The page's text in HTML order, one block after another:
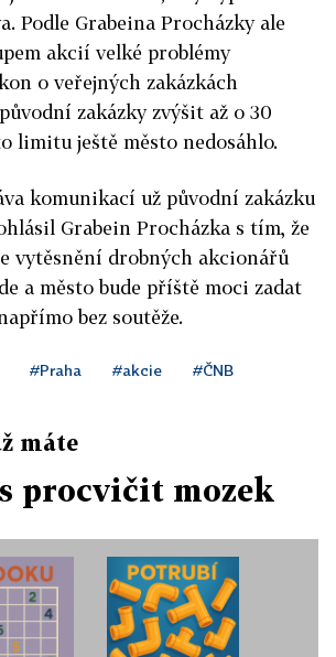
Podle Grabeina Procházky ale
akcií velké problémy
o veřejných zakázkách
zakázky zvýšit až o 30
limitu ještě město nedosáhlo.
komunikací už původní zakázku
Grabein Procházka s tím, že
vytěsnění drobných akcionářů
a město bude příště moci zadat
bez soutěže.
#Praha #akcie #ČNB
máte
procvičit mozek